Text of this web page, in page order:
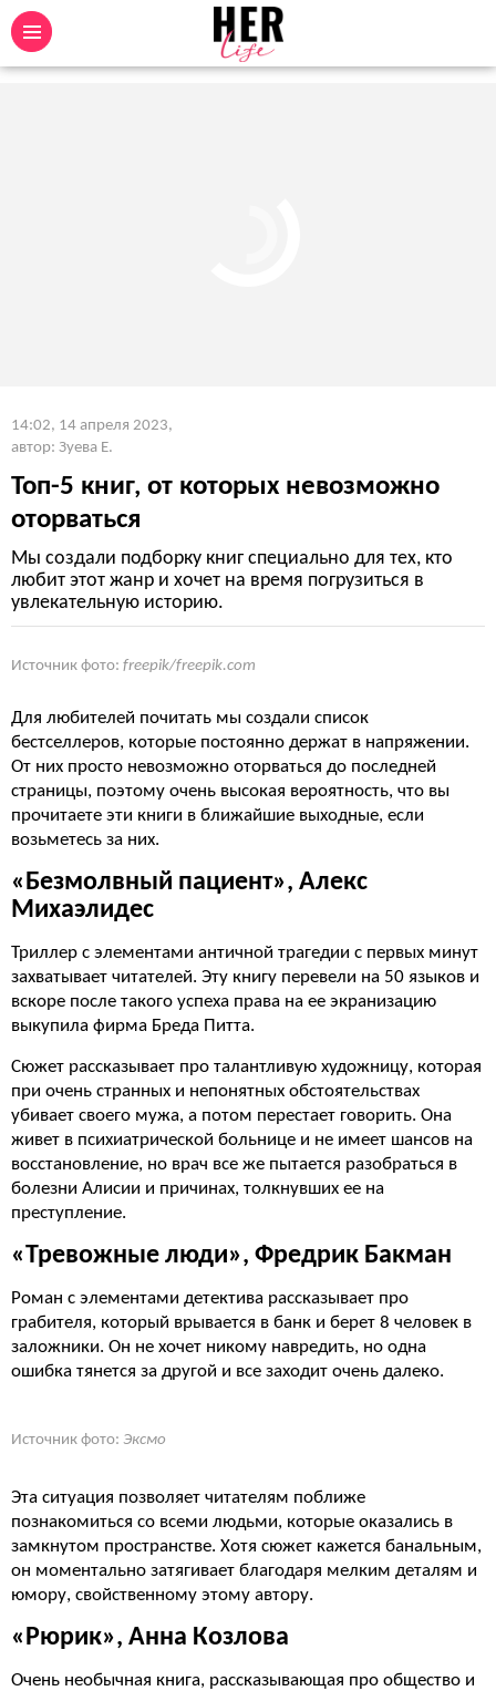
14:02, 14 апреля 2023,
автор: Зуева Е.
Топ-5 книг, от которых невозможно
оторваться
Мы создали подборку книг специально для тех, кто
любит этот жанр и хочет на время погрузиться в
увлекательную историю.
Источник фото: freepik/freepik.com
Для любителей почитать мы создали список
бестселлеров, которые постоянно держат в напряжении.
От них просто невозможно оторваться до последней
страницы, поэтому очень высокая вероятность, что вы
прочитаете эти книги в ближайшие выходные, если
возьметесь за них.
«Безмолвный пациент», Алекс
Михаэлидес
Триллер с элементами античной трагедии с первых минут
захватывает читателей. Эту книгу перевели на 50 языков и
вскоре после такого успеха права на ее экранизацию
выкупила фирма Бреда Питта.
Сюжет рассказывает про талантливую художницу, которая
при очень странных и непонятных обстоятельствах
убивает своего мужа, а потом перестает говорить. Она
живет в психиатрической больнице и не имеет шансов на
восстановление, но врач все же пытается разобраться в
болезни Алисии и причинах, толкнувших ее на
преступление.
«Тревожные люди», Фредрик Бакман
Роман с элементами детектива рассказывает про
грабителя, который врывается в банк и берет 8 человек в
заложники. Он не хочет никому навредить, но одна
ошибка тянется за другой и все заходит очень далеко.
Источник фото: Эксмо
Эта ситуация позволяет читателям поближе
познакомиться со всеми людьми, которые оказались в
замкнутом пространстве. Хотя сюжет кажется банальным,
он моментально затягивает благодаря мелким деталям и
юмору, свойственному этому автору.
«Рюрик», Анна Козлова
Очень необычная книга, рассказывающая про общество и